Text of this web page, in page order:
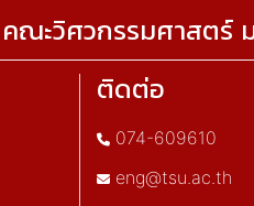
คณะวิศวกรรมศาสตร์
ติดต่อ
074-609610
eng@tsu.ac.th